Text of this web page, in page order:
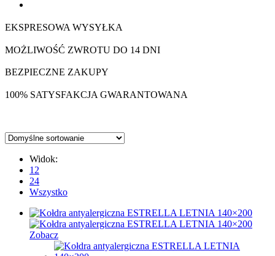
EKSPRESOWA WYSYŁKA
MOŻLIWOŚĆ ZWROTU DO 14 DNI
BEZPIECZNE ZAKUPY
100% SATYSFAKCJA GWARANTOWANA
Widok:
12
24
Wszystko
Zobacz